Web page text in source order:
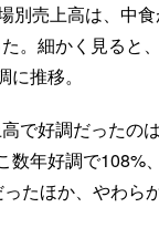
別売上高は、中
。細かく見ると
推移。
で好調だったの
数年好調で108%
たほか、やわら